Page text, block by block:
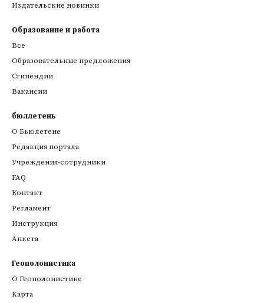
Издательские новинки
Образование и работа
Все
Образовательные предложения
Стипендии
Вакансии
бюллетень
О Бьюлетене
Редакция портала
Учреждения-сотрудники
FAQ
Контакт
Регламент
Инструкция
Анкета
Геополонистика
О Геополонистике
Kарта